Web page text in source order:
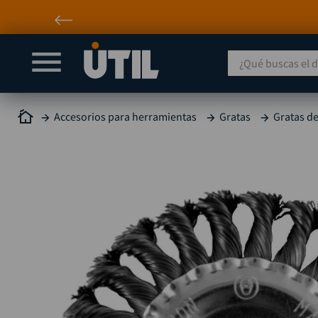
¿Qué buscas el día
Accesorios para herramientas Gratas Gratas